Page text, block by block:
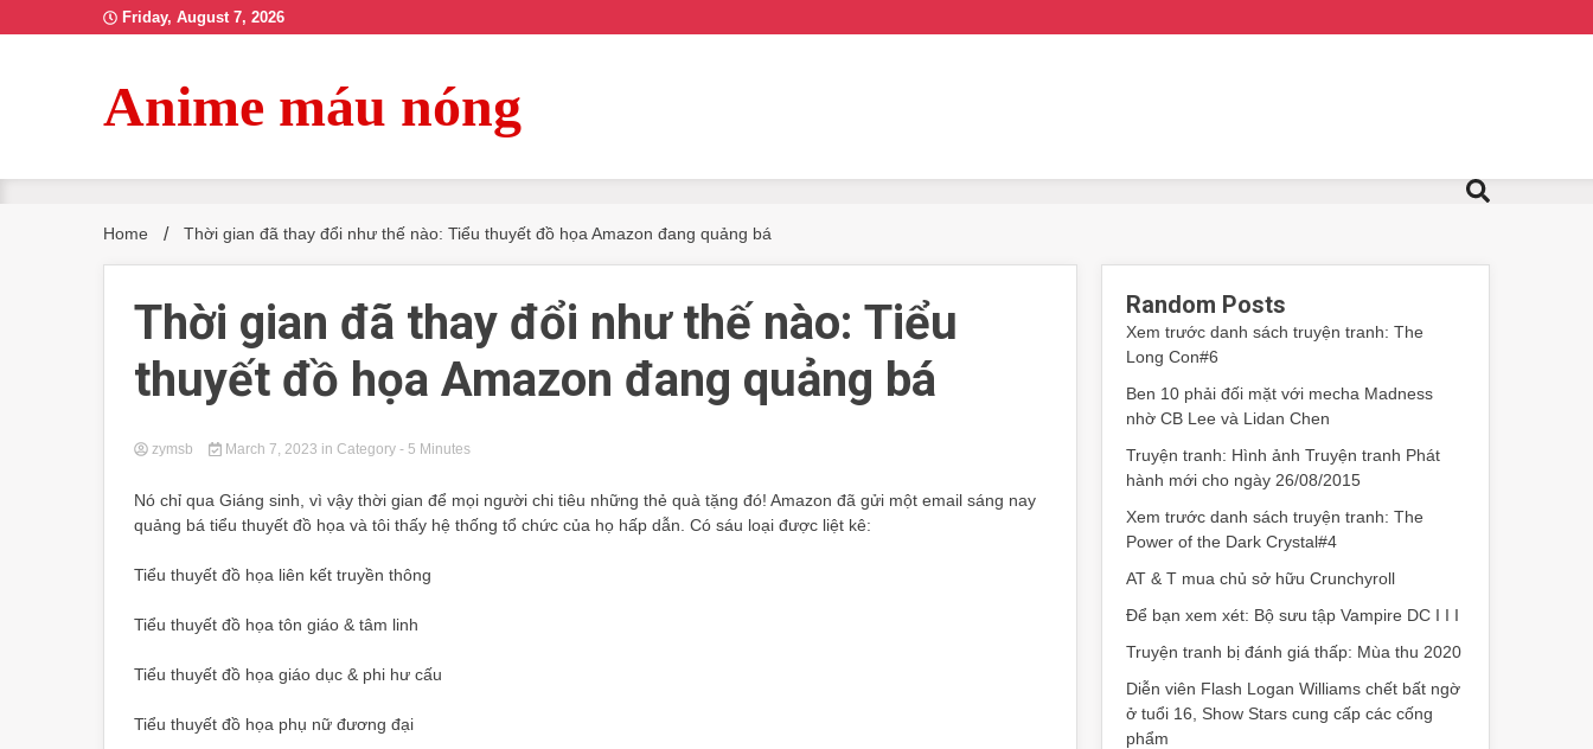
to
Friday, August 7, 2026
Anime máu nóng
Home Thời gian đã thay đổi như thế nào: Tiểu thuyết đồ họa Amazon đang quảng bá
Thời gian đã thay đổi như thế nào: Tiểu
thuyết đồ họa Amazon đang quảng bá
zymsb March 7, 2023 in Category - 5 Minutes
Nó chỉ qua Giáng sinh, vì vậy thời gian để mọi người chi tiêu những thẻ quà tặng đó! Amazon đã gửi một email sáng nay
quảng bá tiểu thuyết đồ họa và tôi thấy hệ thống tổ chức của họ hấp dẫn. Có sáu loại được liệt kê:
Tiểu thuyết đồ họa liên kết truyền thông
Tiểu thuyết đồ họa tôn giáo & tâm linh
Tiểu thuyết đồ họa giáo dục & phi hư cấu
Tiểu thuyết đồ họa phụ nữ đương đại
Random Posts
Xem trước danh sách truyện tranh: The
Long Con#6
Ben 10 phải đối mặt với mecha Madness
nhờ CB Lee và Lidan Chen
Truyện tranh: Hình ảnh Truyện tranh Phát
hành mới cho ngày 26/08/2015
Xem trước danh sách truyện tranh: The
Power of the Dark Crystal#4
AT & T mua chủ sở hữu Crunchyroll
Để bạn xem xét: Bộ sưu tập Vampire DC I I I
Truyện tranh bị đánh giá thấp: Mùa thu 2020
Diễn viên Flash Logan Williams chết bất ngờ
ở tuổi 16, Show Stars cung cấp các cống
phẩm